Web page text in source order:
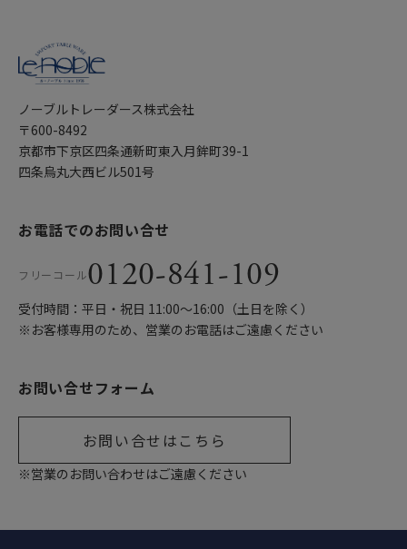
ノーブルトレーダース株式会社
〒600-8492
京都市下京区四条通新町東入月鉾町39-1
四条烏丸大西ビル501号
お電話でのお問い合せ
フリーコール0120-841-109
受付時間：平日・祝日 11:00〜16:00（土日を除く）
※お客様専用のため、営業のお電話はご遠慮ください
お問い合せフォーム
お問い合せはこちら
※営業のお問い合わせはご遠慮ください